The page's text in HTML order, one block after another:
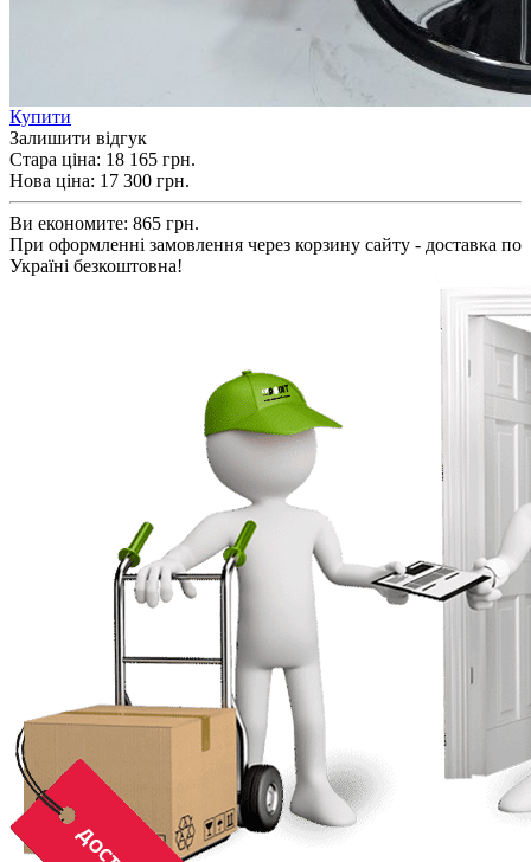
Купити
Залишити відгук
Стара ціна: 18 165 грн.
Нова ціна: 17 300 грн.
Ви економите: 865 грн.
При оформленні замовлення через корзину сайту - доставка по
Україні безкоштовна!